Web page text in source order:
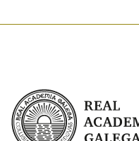
Real Academia Galega